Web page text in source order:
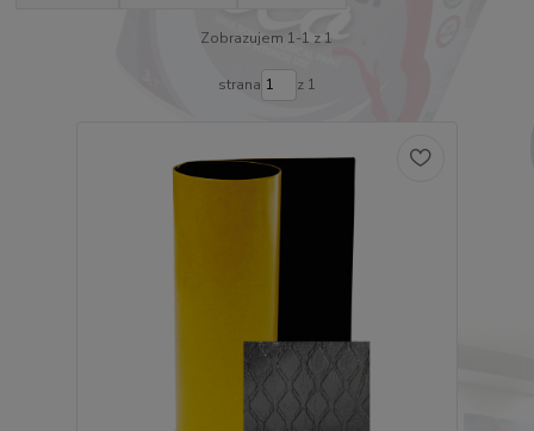
Zobrazujem 1-1 z 1
strana z 1